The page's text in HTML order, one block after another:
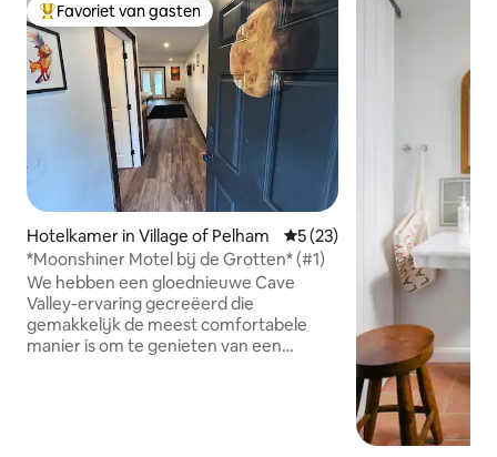
Topfavoriet van gasten
Favoriet van gasten
Hotelkamer in Village of Pelham Gemiddelde beoordeling
5 (23)
*Moonshiner Motel bij de Grotten* (#1)
We hebben een gloednieuwe Cave
Valley-ervaring gecreëerd die
gemakkelijk de meest comfortabele
manier is om te genieten van een